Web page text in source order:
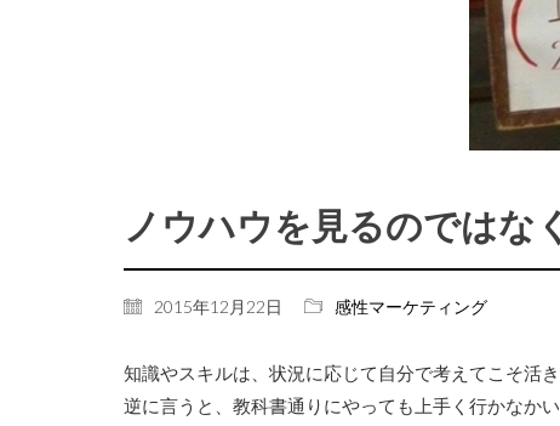
ノウハウを見るのではな
2015年12月22日 感性マーケティング
知識やスキルは、状況に応じて自分で考えてこそ活き
逆に言うと、教科書通りにやっても上手く行かなか